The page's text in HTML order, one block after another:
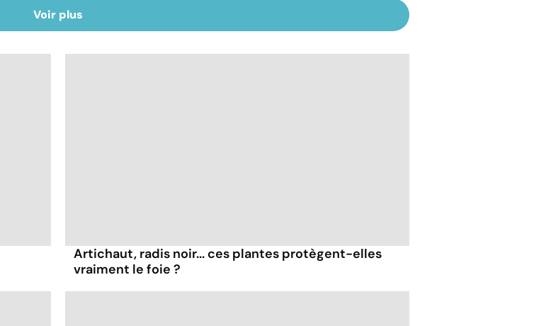
Voir plus
Artichaut, radis noir... ces plantes protègent-elles
vraiment le foie ?